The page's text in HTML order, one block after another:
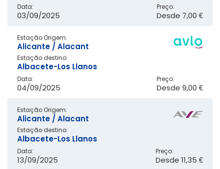
Data:
03/09/2025
Preço:
Desde 7,00 €
Estação Origem:
Alicante / Alacant
Estação destino:
Albacete-Los Llanos
Data:
04/09/2025
Preço:
Desde 9,00 €
Estação Origem:
Alicante / Alacant
Estação destino:
Albacete-Los Llanos
Data:
13/09/2025
Preço:
Desde 11,35 €